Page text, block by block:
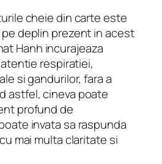
cheie din carte este
deplin prezent in acest
Hanh incurajeaza
respiratiei,
si gandurilor, fara a
astfel, cineva poate
profund de
invata sa raspunda
mai multa claritate si